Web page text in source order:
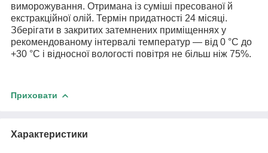
виморожування. Отримана із суміші пресованої й
екстракційної олій. Термін придатності 24 місяці.
Зберігати в закритих затемнених приміщеннях у
рекомендованому інтервалі температур — від 0 °C до
+30 °C і відносної вологості повітря не більш ніж 75%.
Приховати
Характеристики